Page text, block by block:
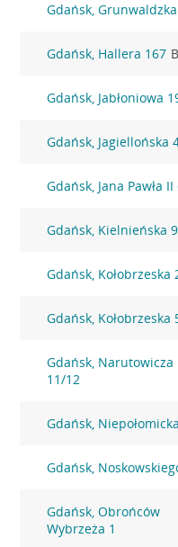
Gdańsk,
Gdańsk, Hallera 167
Gdańsk, Jabłoniowa
Gdańsk, Jagiellońska
Gdańsk, Jana Pawła II
Gdańsk, Kielnieńska
Gdańsk, Kołobrzeska
Gdańsk, Kołobrzeska
Gdańsk, Narutowicza
11/12
Gdańsk,
Gdańsk,
Gdańsk, Obrońców
Wybrzeża 1